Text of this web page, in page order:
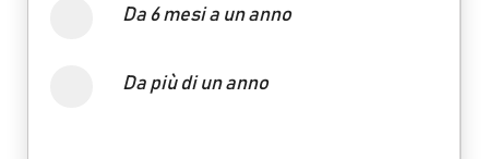
Da 6 mesi a un anno
Da più di un anno